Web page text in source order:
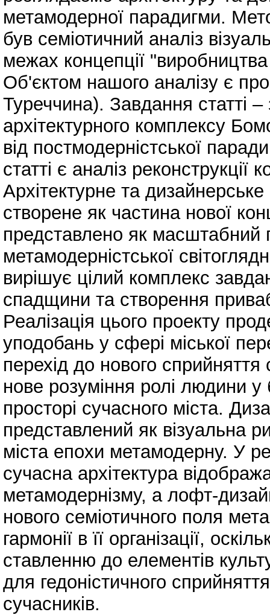
метамодерної парадигми.
був семіотичний аналіз
межах концепції
Об'єктом нашого аналізу є
Туреччина). Завдання статті
архітектурного комплексу
від постмодерністської
статті є аналіз
Архітектурне та
створене як частина нової
представлено як масштабний
метамодерністської
вирішує цілий комплекс
спадщини та створення
Реалізація цього проекту
уподобань у сфері міської
перехід до нового сприйняття
нове розуміння ролі людини
просторі сучасного міста.
представлений як візуальна
міста епохи метамодерну. У
сучасна архітектура
метамодернізму, а лофт-
нового семіотичного поля
гармонії в її організації,
ставленню до елементів
для гедоністичного
сучасників.